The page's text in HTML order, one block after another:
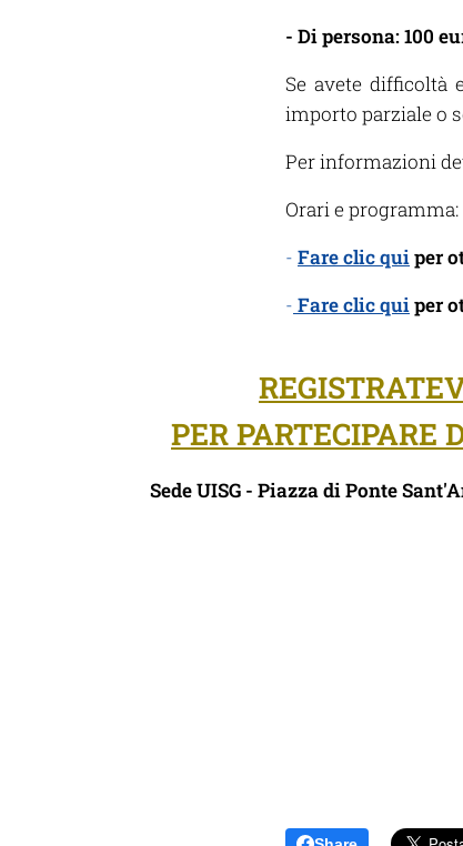
- Di persona: 100
Se avete difficoltà
importo parziale o
Per informazioni
Orari e programma:
- Fare clic quiper
- Fare clic quiper
PER PARTECIPARE
Sede UISG - Piazza di Ponte